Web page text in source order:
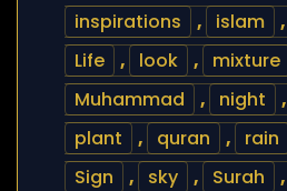
inspirations
, islam ,
Life
, look , mixture
Muhammad
, night ,
plant
, quran , rain
Sign
, sky , Surah ,